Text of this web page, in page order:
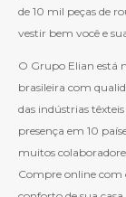
de 10 mil peças de
vestir bem você e
O Grupo Elian está
brasileira com
das indústrias
presença em 10
muitos
Compre online com